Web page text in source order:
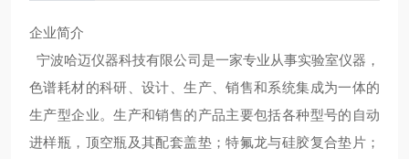
企业简介
宁波哈迈仪器科技有限公司是一家专业从事实验室仪器，
色谱耗材的科研、设计、生产、销售和系统集成为一体的
生产型企业。生产和销售的产品主要包括各种型号的自动
进样瓶，顶空瓶及其配套盖垫；特氟龙与硅胶复合垫片；